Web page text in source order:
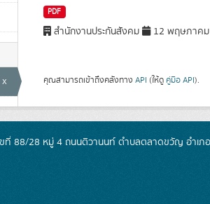
x
PDF
สำนักงานประกันสังคม 12 พฤษภาคม
คุณสามารถเข้าถึงคลังทาง API (ให้ดู คู่มือ API).
ที่ 88/28 หมู่ 4 ถนนติวานนท์ ตำบลตลาดขวัญ อำเภ